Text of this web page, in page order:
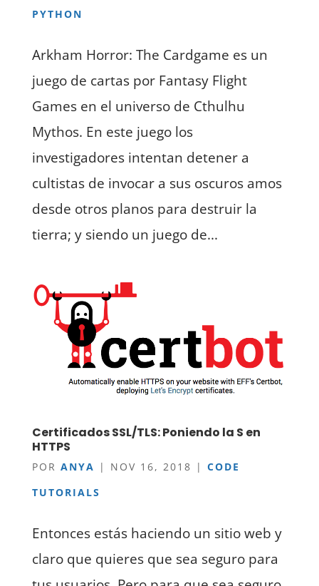
PYTHON
Arkham Horror: The Cardgame es un
juego de cartas por Fantasy Flight
Games en el universo de Cthulhu
Mythos. En este juego los
investigadores intentan detener a
cultistas de invocar a sus oscuros amos
desde otros planos para destruir la
tierra; y siendo un juego de...
Certificados SSL/TLS: Poniendo la S en
HTTPS
POR ANYA | NOV 16, 2018 | CODE
TUTORIALS
Entonces estás haciendo un sitio web y
claro que quieres que sea seguro para